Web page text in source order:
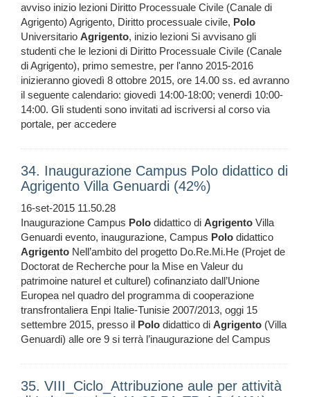
avviso inizio lezioni Diritto Processuale Civile (Canale di
Agrigento) Agrigento, Diritto processuale civile, Polo
Universitario Agrigento, inizio lezioni Si avvisano gli
studenti che le lezioni di Diritto Processuale Civile (Canale
di Agrigento), primo semestre, per l'anno 2015-2016
inizieranno giovedì 8 ottobre 2015, ore 14.00 ss. ed avranno
il seguente calendario: giovedì 14:00-18:00; venerdì 10:00-
14:00. Gli studenti sono invitati ad iscriversi al corso via
portale, per accedere
34. Inaugurazione Campus Polo didattico di
Agrigento Villa Genuardi (42%)
16-set-2015 11.50.28
Inaugurazione Campus Polo didattico di Agrigento Villa
Genuardi evento, inaugurazione, Campus Polo didattico
Agrigento Nell’ambito del progetto Do.Re.Mi.He (Projet de
Doctorat de Recherche pour la Mise en Valeur du
patrimoine naturel et culturel) cofinanziato dall’Unione
Europea nel quadro del programma di cooperazione
transfrontaliera Enpi Italie-Tunisie 2007/2013, oggi 15
settembre 2015, presso il Polo didattico di Agrigento (Villa
Genuardi) alle ore 9 si terrà l’inaugurazione del Campus
35. VIII_Ciclo_Attribuzione aule per attività